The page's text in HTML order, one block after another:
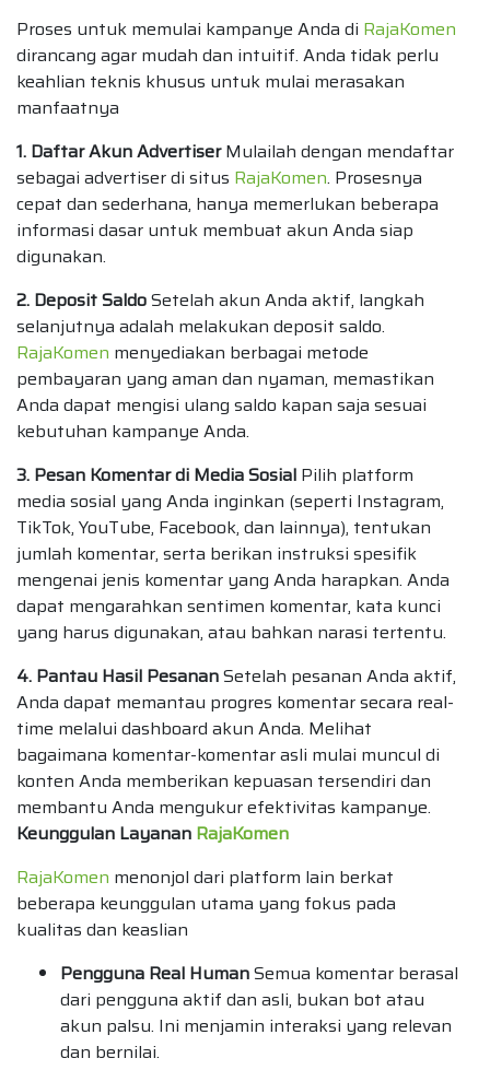
Proses untuk memulai kampanye Anda di RajaKomen
dirancang agar mudah dan intuitif. Anda tidak perlu
keahlian teknis khusus untuk mulai merasakan
manfaatnya
1. Daftar Akun AdvertiserMulailah dengan mendaftar
sebagai advertiser di situs RajaKomen. Prosesnya
cepat dan sederhana, hanya memerlukan beberapa
informasi dasar untuk membuat akun Anda siap
digunakan.
2. Deposit SaldoSetelah akun Anda aktif, langkah
selanjutnya adalah melakukan deposit saldo.
RajaKomen menyediakan berbagai metode
pembayaran yang aman dan nyaman, memastikan
Anda dapat mengisi ulang saldo kapan saja sesuai
kebutuhan kampanye Anda.
3. Pesan Komentar di Media Sosial Pilih platform
media sosial yang Anda inginkan (seperti Instagram,
TikTok, YouTube, Facebook, dan lainnya), tentukan
jumlah komentar, serta berikan instruksi spesifik
mengenai jenis komentar yang Anda harapkan. Anda
dapat mengarahkan sentimen komentar, kata kunci
yang harus digunakan, atau bahkan narasi tertentu.
4. Pantau Hasil PesananSetelah pesanan Anda aktif,
Anda dapat memantau progres komentar secara real-
time melalui dashboard akun Anda. Melihat
bagaimana komentar-komentar asli mulai muncul di
konten Anda memberikan kepuasan tersendiri dan
membantu Anda mengukur efektivitas kampanye.
Keunggulan Layanan RajaKomen
RajaKomen menonjol dari platform lain berkat
beberapa keunggulan utama yang fokus pada
kualitas dan keaslian
Pengguna Real HumanSemua komentar berasal
dari pengguna aktif dan asli, bukan bot atau
akun palsu. Ini menjamin interaksi yang relevan
dan bernilai.